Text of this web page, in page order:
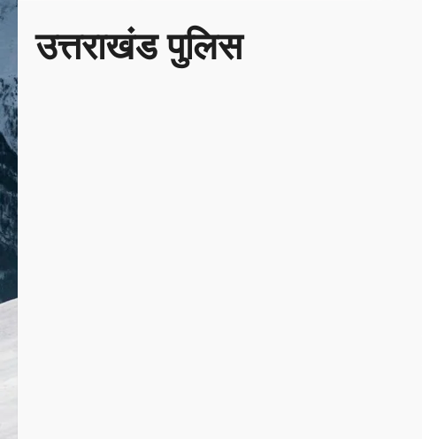
उत्तराखंड पुलिस